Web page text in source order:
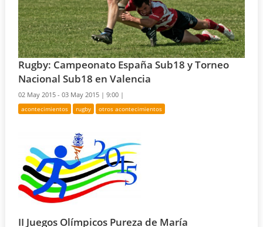
Rugby: Campeonato España Sub18 y Torneo
Nacional Sub18 en Valencia
02 May 2015 - 03 May 2015 |9:00 |
acontecimientos rugby otros acontecimientos
II Juegos Olímpicos Pureza de María